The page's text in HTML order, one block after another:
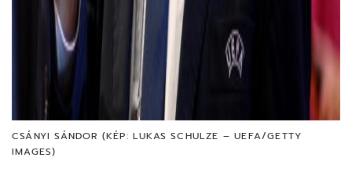
CSÁNYI SÁNDOR (KÉP: LUKAS SCHULZE – UEFA/GETTY
IMAGES)